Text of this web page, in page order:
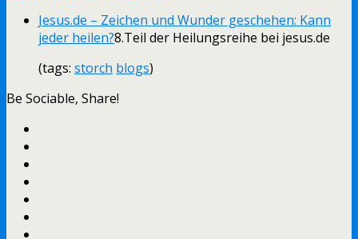
Jesus.de – Zeichen und Wunder geschehen: Kann
jeder heilen?8.Teil der Heilungsreihe bei jesus.de
(tags: storch blogs)
Be Sociable, Share!